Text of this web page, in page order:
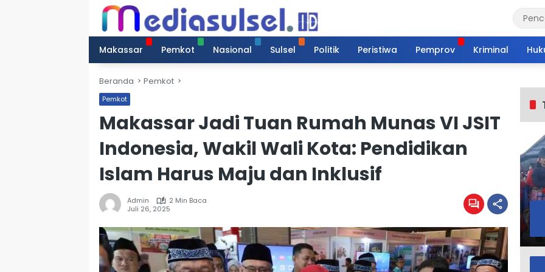
Makassar
Pemkot Nasional Sulsel Politik Peristiwa Pemprov Kriminal
Beranda Pemkot
Pemkot
Makassar Jadi Tuan Rumah Munas VI JSIT
Indonesia, Wakil Wali Kota: Pendidikan
Islam Harus Maju dan Inklusif
Admin
2 Min Baca
Juli 26, 2025